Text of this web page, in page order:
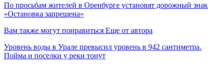
По просьбам жителей в Оренбурге установят дорожный знак
«Остановка запрещена»
Вам также могут понравиться Еще от автора
Уровень воды в Урале превысил уровень в 942 сантиметра.
Пойма и поселки у реки тонут